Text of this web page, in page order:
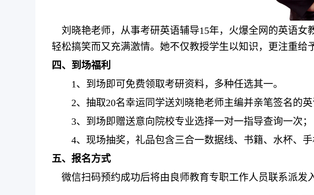
刘晓艳老师，从事考研英语辅导15年，火爆全网的英语女
轻松搞笑而又充满激情。她不仅教授学生以知识，更注重给
四、 到场福利
1、 到场即可免费领取考研资料，多种任选其一。
2、抽取20名幸运同学送刘晓艳老师主编并亲笔签名的
3、 到场即赠送意向院校专业选择一对一指导查询一次；
4、 现场抽奖，礼品包含三合一数据线、书籍、水杯、
五、报名方式
微信扫码预约成功后将由良师教育专职工作人员联系派发